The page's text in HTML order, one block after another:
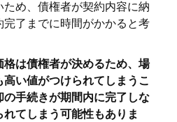
め、債権者が契約内容に納
了までに時間がかかると考
格は債権者が決めるため、場
い値がつけられてしまうこ
手続きが期間内に完了しな
てしまう可能性もありま